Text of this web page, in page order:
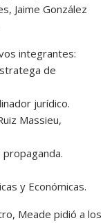
Jaime González
integrantes:
de
jurídico.
Massieu,
propaganda.
y Económicas.
Meade pidió a los